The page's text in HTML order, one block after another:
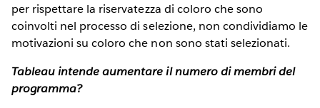
per rispettare la riservatezza di coloro che sono
coinvolti nel processo di selezione, non condividiamo le
motivazioni su coloro che non sono stati selezionati.
Tableau intende aumentare il numero di membri del
programma?